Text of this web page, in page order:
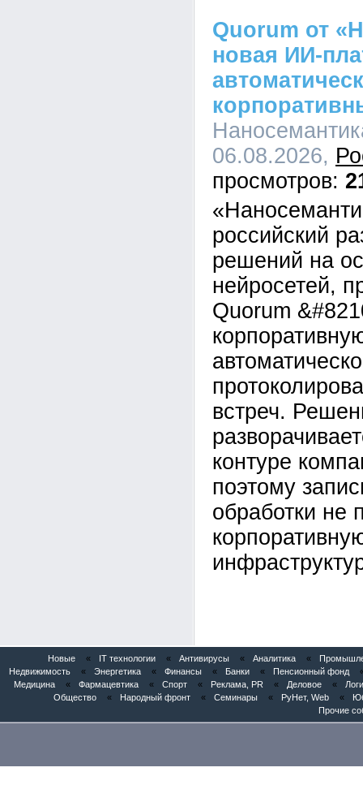
Quorum от
новая ИИ-
06.08.2026,
российский
решений на
нейросетей,
Quorum
встреч.
контуре
поэтому
обработки не
Новые « IT технологии « Антивирусы « Аналитика «
Недвижимость
« Энергетика « Финансы « Банки « Пенсионный фонд
Медицина
« Фармацевтика « Спорт « Реклама, PR « Деловое «
Общество
« Народный фронт « Семинары « РуНет, Web «
Прочие